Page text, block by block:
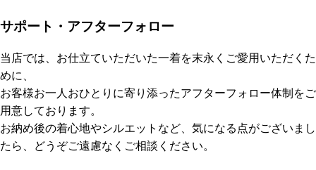
サポート・アフターフォロー
当店では、お仕立ていただいた一着を末永くご愛用いただくた
めに、
お客様お一人おひとりに寄り添ったアフターフォロー体制をご
用意しております。
お納め後の着心地やシルエットなど、気になる点がございまし
たら、どうぞご遠慮なくご相談ください。